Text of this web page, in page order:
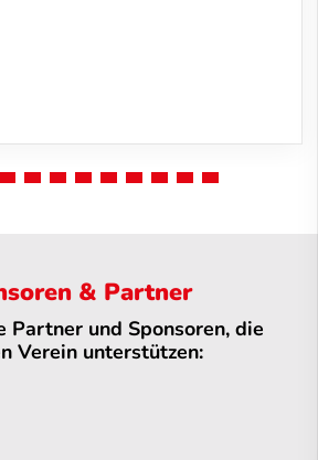
& Partner
Partner und Sponsoren, die
Verein unterstützen: